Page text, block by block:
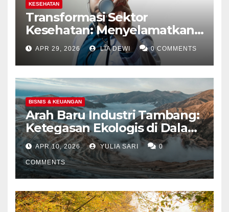
KESEHATAN
Transformasi Sektor
Kesehatan: Menyelamatkan
Jutaan Nyawa Lewat Skrining
dan Ketatnya Evaluasi Calon
Tenaga Medis
APR 29, 2026 LIA DEWI 0 COMMENTS
BISNIS & KEUANGAN
Arah Baru Industri Tambang:
Ketegasan Ekologis di Dalam
Negeri dan Spekulasi
Eksplorasi Laut Dalam Global
APR 10, 2026 YULIA SARI 0
COMMENTS